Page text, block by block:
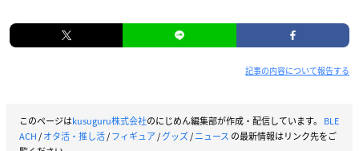
記事の内容について報告する
このページはkusuguru株式会社のにじめん編集部が作成・配信しています。 BLE
ACH/オタ活・推し活/フィギュア/グッズ/ニュース の最新情報はリンク先をご